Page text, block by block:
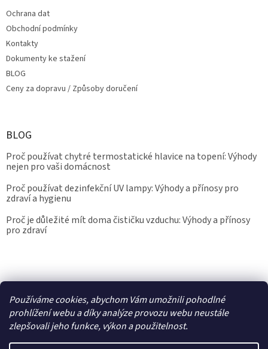
Používáme cookies, abychom Vám umožnili pohodlné
prohlížení webu a díky analýze provozu webu neustále
zlepšovali jeho funkce, výkon a použitelnost.
Ochrana dat
Obchodní podmínky
Kontakty
Dokumenty ke stažení
BLOG
Ceny za dopravu / Způsoby doručení
BLOG
Proč používat chytré termostatické hlavice na topení: Výhody
nejen pro vaši domácnost
Proč používat dezinfekční UV lampy: Výhody a přínosy pro
zdraví a hygienu
Proč je důležité mít doma čističku vzduchu: Výhody a přínosy
pro zdraví